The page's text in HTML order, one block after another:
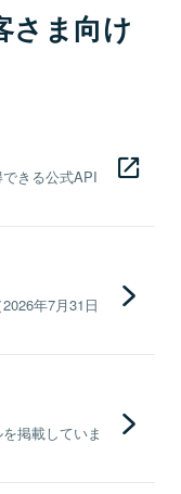
さま向け
きる公式API
年7月31日
掲載していま